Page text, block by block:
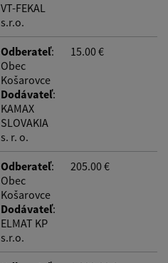
VT-FEKAL
s.r.o.
Odberateľ:
Obec
Košarovce
Dodávateľ:
KAMAX
SLOVAKIA
s. r. o.
15.00 €
Odberateľ:
Obec
Košarovce
Dodávateľ:
ELMAT KP
s.r.o.
205.00 €